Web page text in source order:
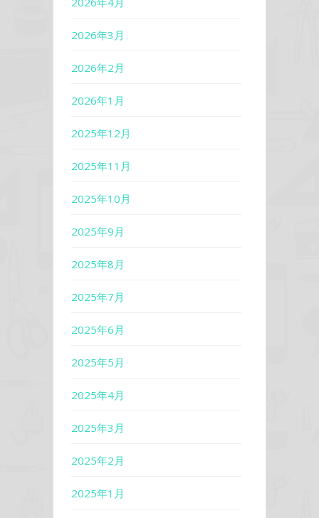
2026年3月
2026年2月
2026年1月
2025年12月
2025年11月
2025年10月
2025年9月
2025年8月
2025年7月
2025年6月
2025年5月
2025年4月
2025年3月
2025年2月
2025年1月